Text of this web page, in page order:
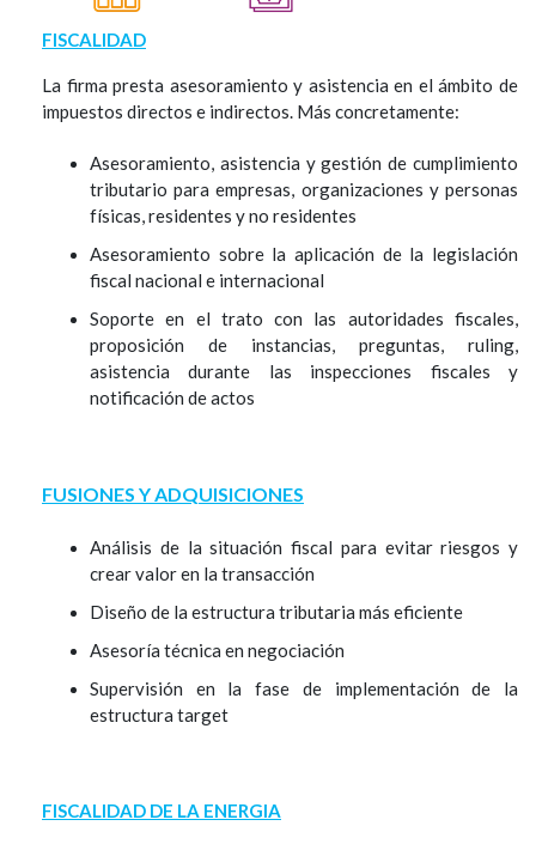
FISCALIDAD
La firma presta asesoramiento y asistencia en el ámbito de
impuestos directos e indirectos. Más concretamente:
Asesoramiento, asistencia y gestión de cumplimiento
tributario para empresas, organizaciones y personas
físicas, residentes y no residentes
Asesoramiento sobre la aplicación de la legislación
fiscal nacional e internacional
Soporte en el trato con las autoridades fiscales,
proposición de instancias, preguntas, ruling,
asistencia durante las inspecciones fiscales y
notificación de actos
FUSIONES Y ADQUISICIONES
Análisis de la situación fiscal para evitar riesgos y
crear valor en la transacción
Diseño de la estructura tributaria más eficiente
Asesoría técnica en negociación
Supervisión en la fase de implementación de la
estructura target
FISCALIDAD DE LA ENERGIA